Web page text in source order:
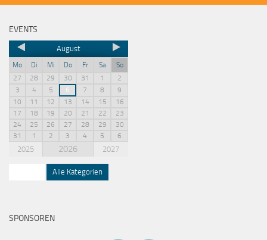
EVENTS
August
Mo Di Mi Do Fr Sa
So
27
28 29 30 31 1
2
3
4 5 6 7 8
9
10
11 12 13 14 15
16
17
18 19 20 21 22
23
24
25 26 27 28 29
30
31
1 2 3 4 5 6
2025 2026 2027
Alle Kategorien
SPONSOREN